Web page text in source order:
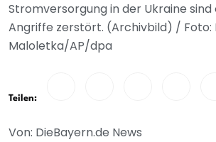
Stromversorgung in der Ukraine sind
Angriffe zerstört. (Archivbild) / Foto:
Maloletka/AP/dpa
Teilen:
Von: DieBayern.de News